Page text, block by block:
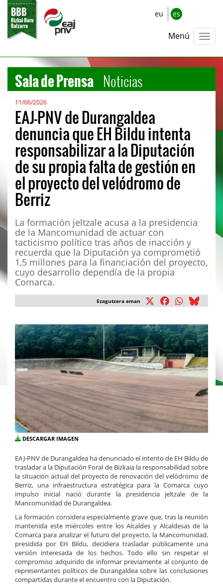
eu es
Menú
Sala de Prensa Noticias
11/06/2026
EAJ-PNV de Durangaldea
denuncia que EH Bildu intenta
responsabilizar a la Diputación
de su propia falta de gestión en
el proyecto del velódromo de
Berriz
La formación jeltzale acusa a la presidencia
de la Mancomunidad de actuar con
tacticismo político tras años de inacción y
recuerda que la Diputación ya comprometió
1,5 millones para la financiación del proyecto,
cuyo desarrollo dependía de la propia
Comarca.
Ezagutzera eman
DESCARGAR IMAGEN
EAJ-PNV de Durangaldea ha denunciado el intento de EH Bildu de
trasladar a la Diputación Foral de Bizkaia la responsabilidad sobre
la situación actual del proyecto de renovación del velódromo de
Berriz, una infraestructura estratégica para la Comarca cuyo
impulso inicial nació durante la presidencia jeltzale de la
Mancomunidad de Durangaldea.
La formación considera especialmente grave que, tras la reunión
mantenida este miércoles entre los Alcaldes y Alcaldesas de la
Comarca para analizar el futuro del proyecto, la Mancomunidad,
presidida por EH Bildu, decidiera trasladar públicamente una
versión interesada de los hechos. Todo ello sin respetar el
compromiso adquirido de informar previamente al conjunto de
representantes políticos de Durangaldea sobre las conclusiones
compartidas durante el encuentro con la Diputación.